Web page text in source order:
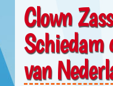
Clown
Schiedam
van